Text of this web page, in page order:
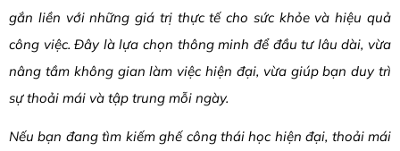
gắn liền với những giá trị thực tế cho sức khỏe và hiệu quả
công việc. Đây là lựa chọn thông minh để đầu tư lâu dài, vừa
nâng tầm không gian làm việc hiện đại, vừa giúp bạn duy trì
sự thoải mái và tập trung mỗi ngày.
Nếu bạn đang tìm kiếm ghế công thái học hiện đại, thoải mái